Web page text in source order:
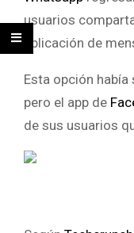
usuarios
aplicación de
Esta opción
pero el app de
de sus usuarios